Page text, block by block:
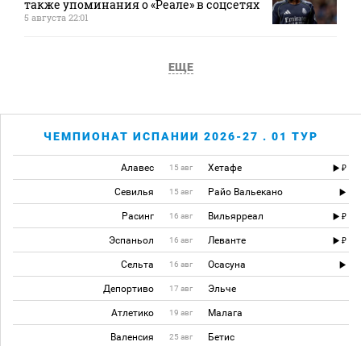
также упоминания о «Реале» в соцсетях
5 августа 22:01
ЕЩЕ
ЧЕМПИОНАТ ИСПАНИИ 2026-27 . 01 ТУР
Алавес 15 авг Хетафе
Севилья 15 авг Райо Вальекано
Расинг 16 авг Вильярреал
Эспаньол 16 авг Леванте
Сельта 16 авг Осасуна
Депортиво 17 авг Эльче
Атлетико 19 авг Малага
Валенсия 25 авг Бетис